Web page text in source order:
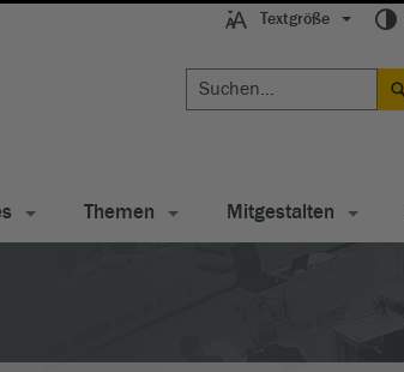
Textgröße
Themen Mitgestalten